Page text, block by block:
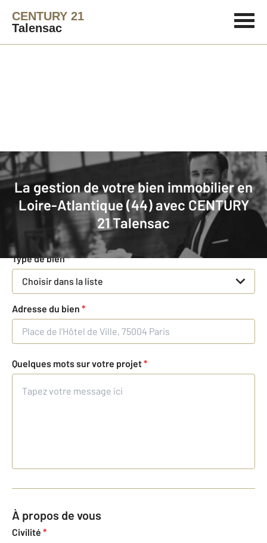
CENTURY 21
Talensac
La gestion de votre bien immobilier en
Loire-Atlantique (44) avec CENTURY
21 Talensac
Agence immobilière
Demande d'informations pour la
gestion de votre bien
Concernant votre bien
Type de bien*
Choisir dans la liste
Adresse du bien *
Quelques mots sur votre projet*
À propos de vous
Civilité *